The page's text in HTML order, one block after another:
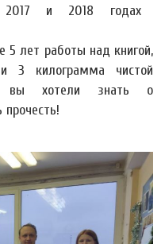
2017 и 2018 годах
5 лет работы над книгой,
3 килограмма чистой
вы хотели знать о